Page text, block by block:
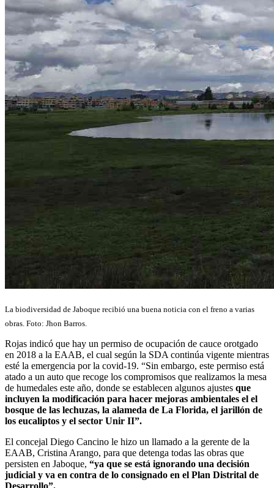
La biodiversidad de Jaboque recibió una buena noticia con el freno a varias
obras. Foto: Jhon Barros.
Rojas indicó que hay un permiso de ocupación de cauce orotgado
en 2018 a la EAAB, el cual según la SDA continúa vigente mientras
esté la emergencia por la covid-19. “Sin embargo, este permiso está
atado a un auto que recoge los compromisos que realizamos la mesa
de humedales este año, donde se establecen algunos ajustes que
incluyen la modificación para hacer mejoras ambientales el el
bosque de las lechuzas, la alameda de La Florida, el jarillón de
los eucaliptos y el sector Unir II”.
El concejal Diego Cancino le hizo un llamado a la gerente de la
EAAB, Cristina Arango, para que detenga todas las obras que
persisten en Jaboque, “ya que se está ignorando una decisión
judicial y va en contra de lo consignado en el Plan Distrital de
Desarrollo”.